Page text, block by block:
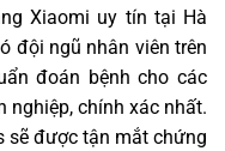
Xiaomi uy tín tại Hà
đội ngũ nhân viên trên
đoán bệnh cho các
nghiệp, chính xác nhất.
sẽ được tận mắt chứng